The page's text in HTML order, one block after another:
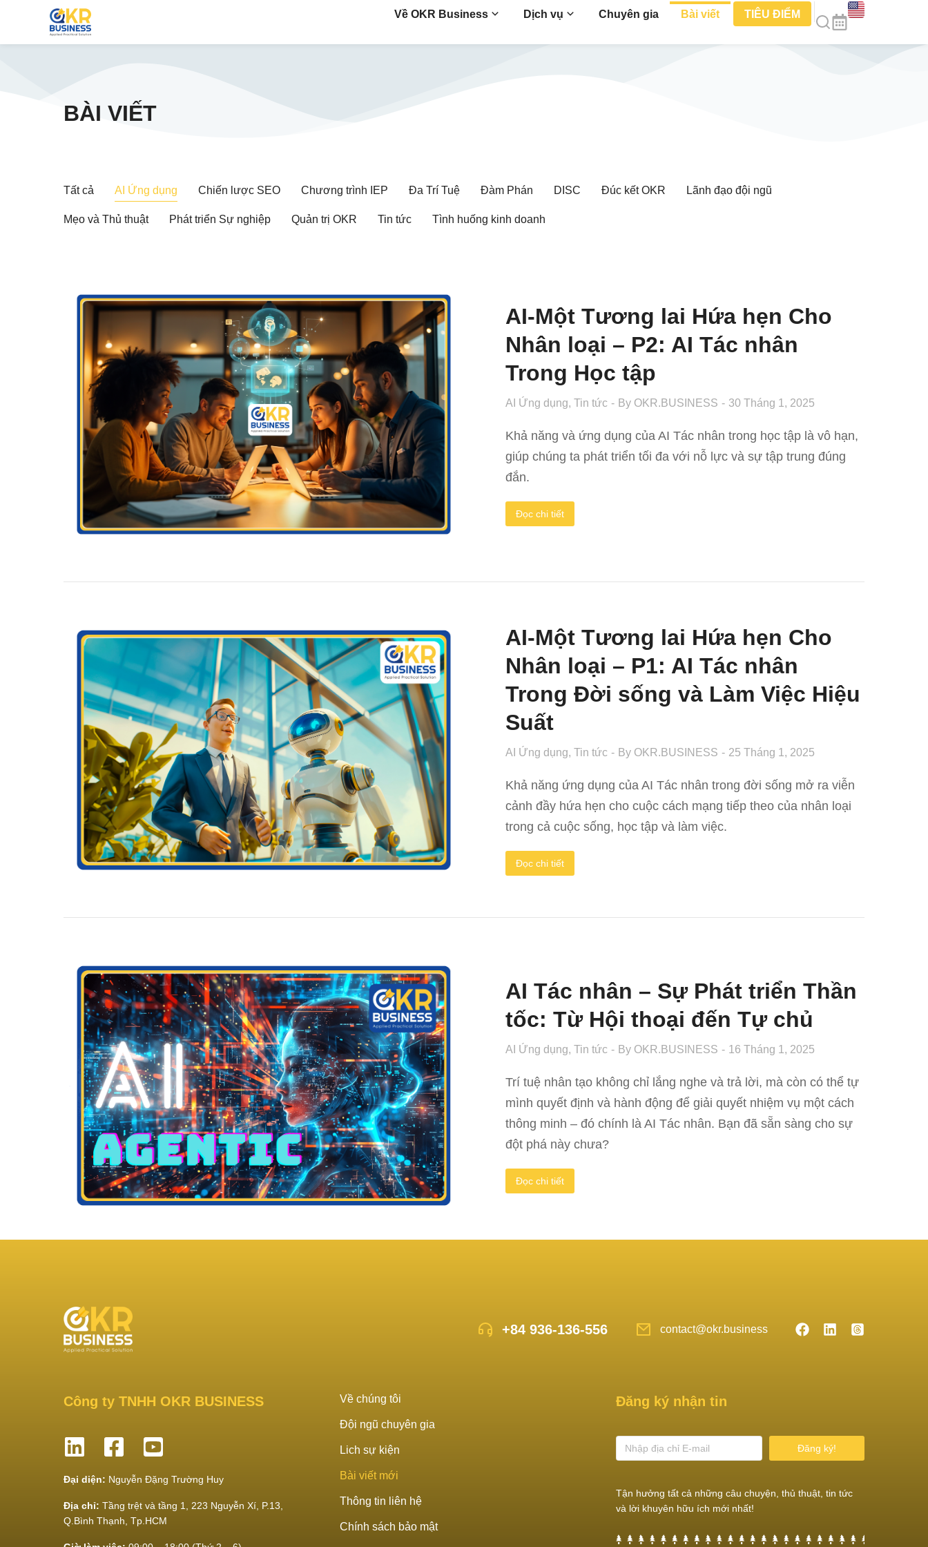
Về OKR Business Dịch vụ Chuyên gia Bài viết TIÊU ĐIỂM
BÀI VIẾT
Tất cả AI Ứng dụng Chiến lược SEO Chương trình IEP Đa Trí Tuệ Đàm Phán DISC Đúc kết OKR Lãnh đạo đội ngũ
Mẹo và Thủ thuật Phát triển Sự nghiệp Quản trị OKR Tin tức Tình huống kinh doanh
AI-Một Tương lai Hứa hẹn Cho
Nhân loại – P2: AI Tác nhân
Trong Học tập
AI Ứng dụng, Tin tức By OKR.BUSINESS 30 Tháng 1, 2025
Khả năng và ứng dụng của AI Tác nhân trong học tập là vô hạn,
giúp chúng ta phát triển tối đa với nỗ lực và sự tập trung đúng
đắn.
Đọc chi tiết
AI-Một Tương lai Hứa hẹn Cho
Nhân loại – P1: AI Tác nhân
Trong Đời sống và Làm Việc Hiệu
Suất
AI Ứng dụng, Tin tức By OKR.BUSINESS 25 Tháng 1, 2025
Khả năng ứng dụng của AI Tác nhân trong đời sống mở ra viễn
cảnh đầy hứa hẹn cho cuộc cách mạng tiếp theo của nhân loại
trong cả cuộc sống, học tập và làm việc.
Đọc chi tiết
AI Tác nhân – Sự Phát triển Thần
tốc: Từ Hội thoại đến Tự chủ
AI Ứng dụng, Tin tức By OKR.BUSINESS 16 Tháng 1, 2025
Trí tuệ nhân tạo không chỉ lắng nghe và trả lời, mà còn có thể tự
mình quyết định và hành động để giải quyết nhiệm vụ một cách
thông minh – đó chính là AI Tác nhân. Bạn đã sẵn sàng cho sự
đột phá này chưa?
Đọc chi tiết
+84 936-136-556 contact@okr.business
Công ty TNHH OKR BUSINESS
Đại diện: Nguyễn Đặng Trường Huy
Địa chỉ: Tầng trệt và tầng 1, 223 Nguyễn Xí, P.13,
Q.Bình Thạnh, Tp.HCM
Về chúng tôi
Đội ngũ chuyên gia
Lich sự kiện
Bài viết mới
Thông tin liên hệ
Chính sách bảo mật
Đăng ký nhận tin
Đăng ký!
Tận hưởng tất cả những câu chuyện, thủ thuật, tin tức
và lời khuyên hữu ích mới nhất!